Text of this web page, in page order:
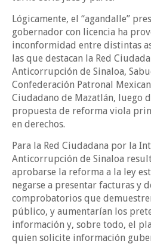
Lógicamente, el “agandalle”
gobernador con licencia ha
inconformidad entre distintas
las que destacan la Red
Anticorrupción de Sinaloa,
Confederación Patronal
Ciudadano de Mazatlán, luego
propuesta de reforma viola
en derechos.
Para la Red Ciudadana por la
Anticorrupción de Sinaloa
aprobarse la reforma a la ley
negarse a presentar facturas y
comprobatorios que
público, y aumentarían los
información y, sobre todo, el
quien solicite información